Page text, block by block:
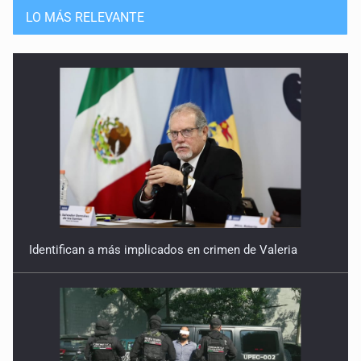
Pedagogía teológica y maniquea
25 de Abril de 2026
Desaparición del Estado
18 de Abril de 2026
Tentación autoritaria
27 de Marzo de 2026
Revocación (o ratificación) de mandato
20 de Marzo de 2026
El Eje de las Américas
13 de Marzo de 2026
La escuela como laboratorio ideológico
LO MÁS RELEVANTE
Identifican a más implicados en crimen de Valeria